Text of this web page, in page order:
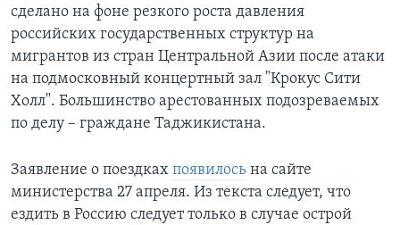
сделано на фоне резкого роста давления
российских государственных структур на
мигрантов из стран Центральной Азии после атаки
на подмосковный концертный зал "Крокус Сити
Холл". Большинство арестованных подозреваемых
по делу – граждане Таджикистана.
Заявление о поездках появилось на сайте
министерства 27 апреля. Из текста следует, что
ездить в Россию следует только в случае острой